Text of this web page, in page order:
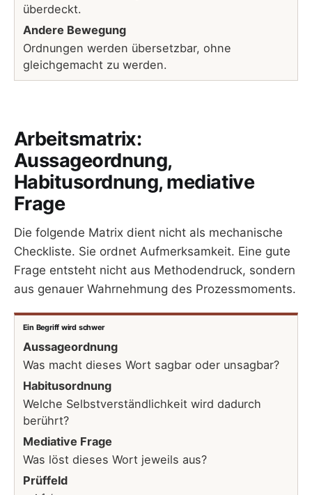
überdeckt.
Andere Bewegung
Ordnungen werden übersetzbar, ohne
gleichgemacht zu werden.
Arbeitsmatrix:
Aussageordnung,
Habitusordnung, mediative
Frage
Die folgende Matrix dient nicht als mechanische
Checkliste. Sie ordnet Aufmerksamkeit. Eine gute
Frage entsteht nicht aus Methodendruck, sondern
aus genauer Wahrnehmung des Prozessmoments.
Ein Begriff wird schwer
Aussageordnung
Was macht dieses Wort sagbar oder unsagbar?
Habitusordnung
Welche Selbstverständlichkeit wird dadurch
berührt?
Mediative Frage
Was löst dieses Wort jeweils aus?
Prüffeld